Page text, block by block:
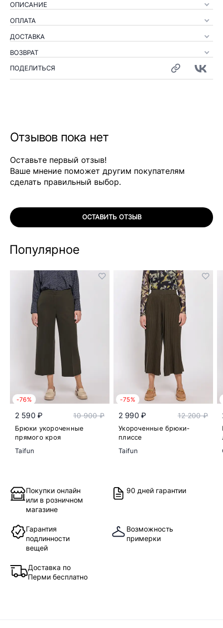
ОПИСАНИЕ
ОПЛАТА
ДОСТАВКА
ВОЗВРАТ
ПОДЕЛИТЬСЯ
Отзывов пока нет
Оставьте первый отзыв!
Ваше мнение поможет другим покупателям
сделать правильный выбор.
ОСТАВИТЬ ОТЗЫВ
Популярное
-76%
2 590 ₽ 10 900 ₽
Брюки укороченные
прямого кроя
Taifun
-75%
2 990 ₽ 12 200 ₽
Укороченные брюки-
плиссе
Taifun
Покупки онлайн
или в розничном
магазине
90 дней гарантии
Гарантия
подлинности
вещей
Возможность
примерки
Доставка по
Перми бесплатно